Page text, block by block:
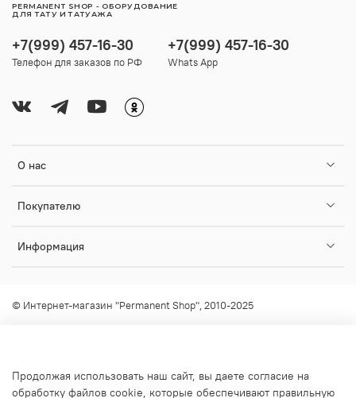
О нас
Покупателю
Информация
+7(999) 457-16-30
Телефон для заказов по РФ
+7(999) 457-16-30
Whats App
PERMANENT SHOP - ОБОРУДОВАНИЕ
ДЛЯ ТАТУ И ТАТУАЖА
© Интернет-магазин "Permanent Shop", 2010-2025
Продолжая использовать наш сайт, вы даете согласие на
обработку файлов cookie, которые обеспечивают правильную